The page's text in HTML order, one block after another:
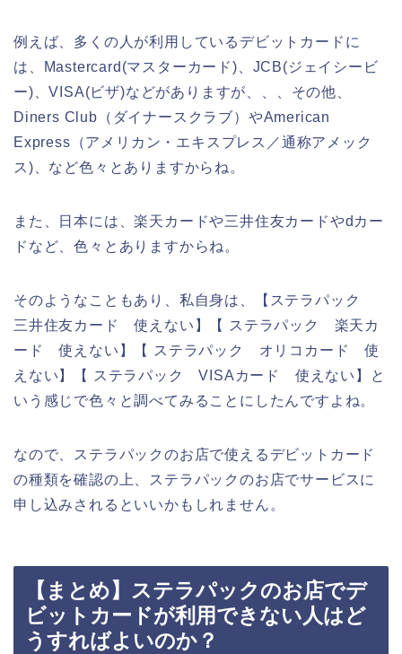
例えば、多くの人が利用しているデビットカードに
は、Mastercard(マスターカード)、JCB(ジェイシービ
ー)、VISA(ビザ)などがありますが、、、その他、
Diners Club（ダイナースクラブ）やAmerican
Express（アメリカン・エキスプレス／通称アメック
ス)、など色々とありますからね。
また、日本には、楽天カードや三井住友カードやdカー
ドなど、色々とありますからね。
そのようなこともあり、私自身は、【ステラパック
三井住友カード 使えない】【 ステラパック 楽天カ
ード 使えない】【 ステラパック オリコカード 使
えない】【 ステラパック VISAカード 使えない】と
いう感じで色々と調べてみることにしたんですよね。
なので、ステラパックのお店で使えるデビットカード
の種類を確認の上、ステラパックのお店でサービスに
申し込みされるといいかもしれません。
【まとめ】ステラパックのお店でデ
ビットカードが利用できない人はど
うすればよいのか？